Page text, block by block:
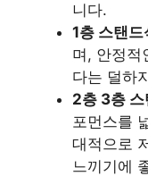
니다.
1층 스탠드
며, 안정적
다는 덜하
2층 3층 스
포먼스를
대적으로
느끼기에